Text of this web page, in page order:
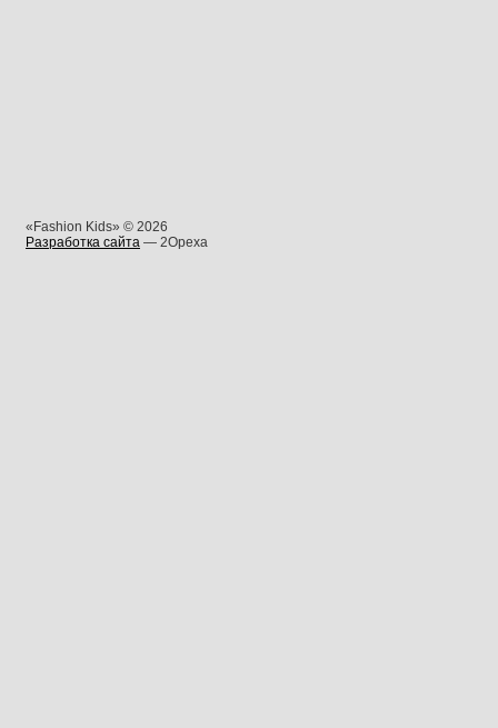
«Fashion Kids» © 2026
Разработка сайта — 2Opexa